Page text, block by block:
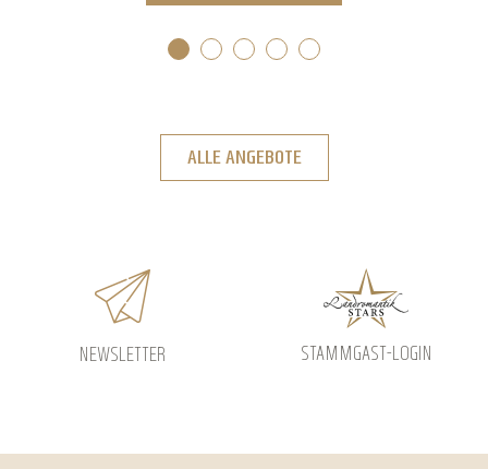
ALLE ANGEBOTE
NEWSLETTER STAMMGAST-LOGIN